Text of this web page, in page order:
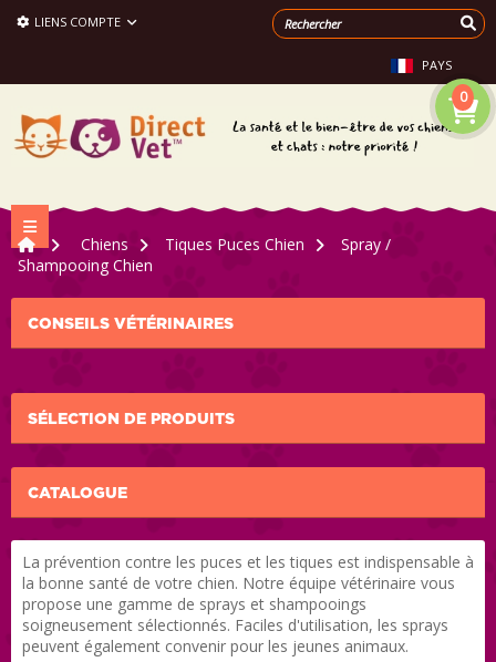
LIENS COMPTE
PAYS
0
Navigation bascule
>
Chiens > Tiques Puces Chien >
Spray /
Shampooing Chien
CONSEILS VÉTÉRINAIRES
SÉLECTION DE PRODUITS
CATALOGUE
La prévention contre les puces et les tiques est indispensable à
la bonne santé de votre chien. Notre équipe vétérinaire vous
propose une gamme de sprays et shampooings
soigneusement sélectionnés. Faciles d'utilisation, les sprays
peuvent également convenir pour les jeunes animaux.